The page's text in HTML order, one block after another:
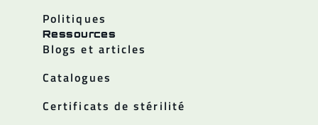
Politiques
Ressources
Blogs et articles
Catalogues
Certificats de stérilité